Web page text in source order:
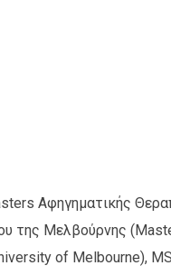
Αφηγηματικής
της Μελβούρνης
of Melbourne),